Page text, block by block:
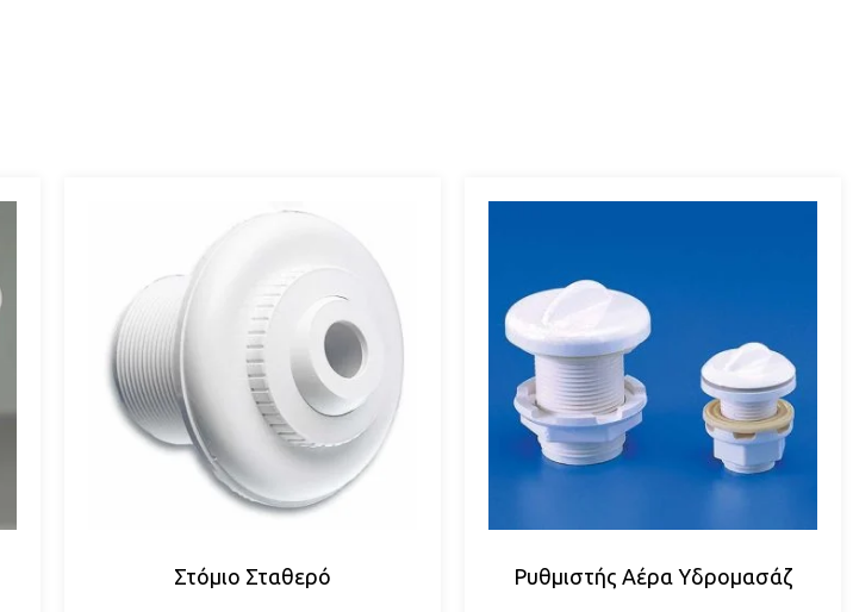
Στόμιο Σταθερό Ρυθμιστής Αέρα Υδρομασάζ